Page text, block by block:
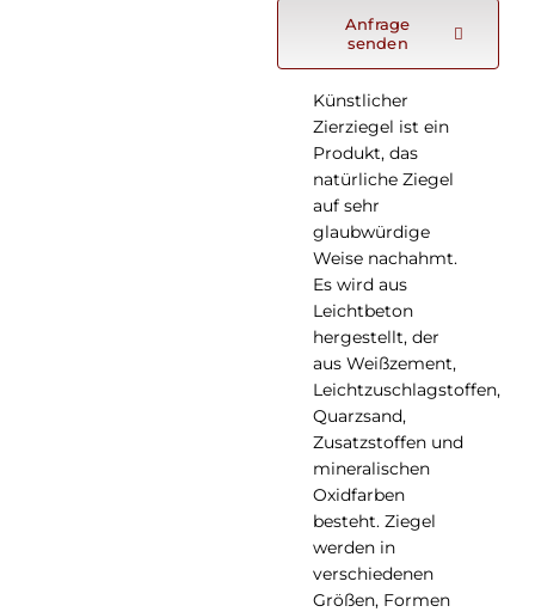
WooCommerce Cart
Anfrage
senden
Künstlicher
Zierziegel ist ein
Produkt, das
natürliche Ziegel
auf sehr
glaubwürdige
Weise nachahmt.
Es wird aus
Leichtbeton
hergestellt, der
aus Weißzement,
Leichtzuschlagstoffen,
Quarzsand,
Zusatzstoffen und
mineralischen
Oxidfarben
besteht. Ziegel
werden in
verschiedenen
Größen, Formen